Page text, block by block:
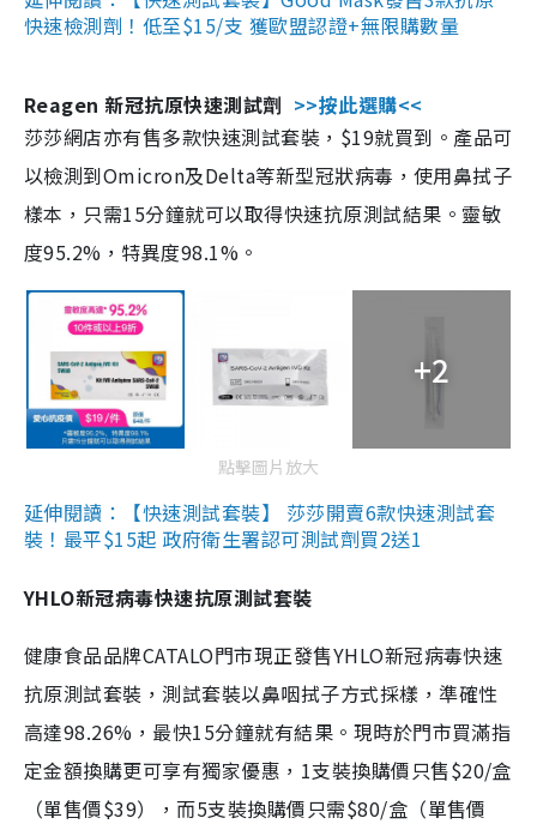
快速檢測劑！低至$15/支 獲歐盟認證+無限購數量
Reagen 新冠抗原快速測試劑 >>按此選購<<
莎莎網店亦有售多款快速測試套裝，$19就買到。產品可
以檢測到Omicron及Delta等新型冠狀病毒，使用鼻拭子
樣本，只需15分鐘就可以取得快速抗原測試結果。靈敏
度95.2%，特異度98.1%。
+2
點擊圖片放大
延伸閱讀：【快速測試套裝】 莎莎開賣6款快速測試套
裝！最平$15起 政府衛生署認可測試劑買2送1
YHLO新冠病毒快速抗原測試套裝
健康食品品牌CATALO門市現正發售YHLO新冠病毒快速
抗原測試套裝，測試套裝以鼻咽拭子方式採樣，準確性
高達98.26%，最快15分鐘就有結果。現時於門市買滿指
定金額換購更可享有獨家優惠，1支裝換購價只售$20/盒
（單售價$39），而5支裝換購價只需$80/盒（單售價